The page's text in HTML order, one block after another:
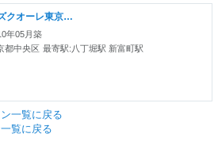
ライオンズクオーレ東京八丁堀
年05月築
都中央区 最寄駅:八丁堀駅 新富町駅
一覧に戻る
覧に戻る